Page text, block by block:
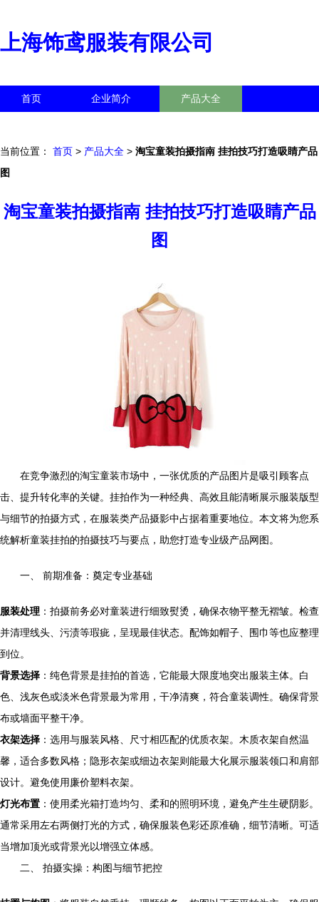
上海饰鸢服装有限公司
首页 企业简介 产品大全
当前位置： 首页 > 产品大全 > 淘宝童装拍摄指南 挂拍技巧打造吸睛产品
图
淘宝童装拍摄指南 挂拍技巧打造吸睛产品
图
在竞争激烈的淘宝童装市场中，一张优质的产品图片是吸引顾客点
击、提升转化率的关键。挂拍作为一种经典、高效且能清晰展示服装版型
与细节的拍摄方式，在服装类产品摄影中占据着重要地位。本文将为您系
统解析童装挂拍的拍摄技巧与要点，助您打造专业级产品网图。
一、 前期准备：奠定专业基础
服装处理 ：拍摄前务必对童装进行细致熨烫，确保衣物平整无褶皱。检查
并清理线头、污渍等瑕疵，呈现最佳状态。配饰如帽子、围巾等也应整理
到位。
背景选择 ：纯色背景是挂拍的首选，它能最大限度地突出服装主体。白
色、浅灰色或淡米色背景最为常用，干净清爽，符合童装调性。确保背景
布或墙面平整干净。
衣架选择 ：选用与服装风格、尺寸相匹配的优质衣架。木质衣架自然温
馨，适合多数风格；隐形衣架或细边衣架则能最大化展示服装领口和肩部
设计。避免使用廉价塑料衣架。
灯光布置 ：使用柔光箱打造均匀、柔和的照明环境，避免产生生硬阴影。
通常采用左右两侧打光的方式，确保服装色彩还原准确，细节清晰。可适
当增加顶光或背景光以增强立体感。
二、 拍摄实操：构图与细节把控